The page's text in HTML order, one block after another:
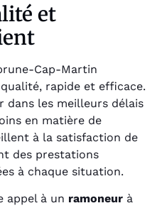
et
Cap-Martin
rapide et efficace.
dans les meilleurs délais
en matière de
à la satisfaction de
des prestations
à chaque situation.
appel à un ramoneur à